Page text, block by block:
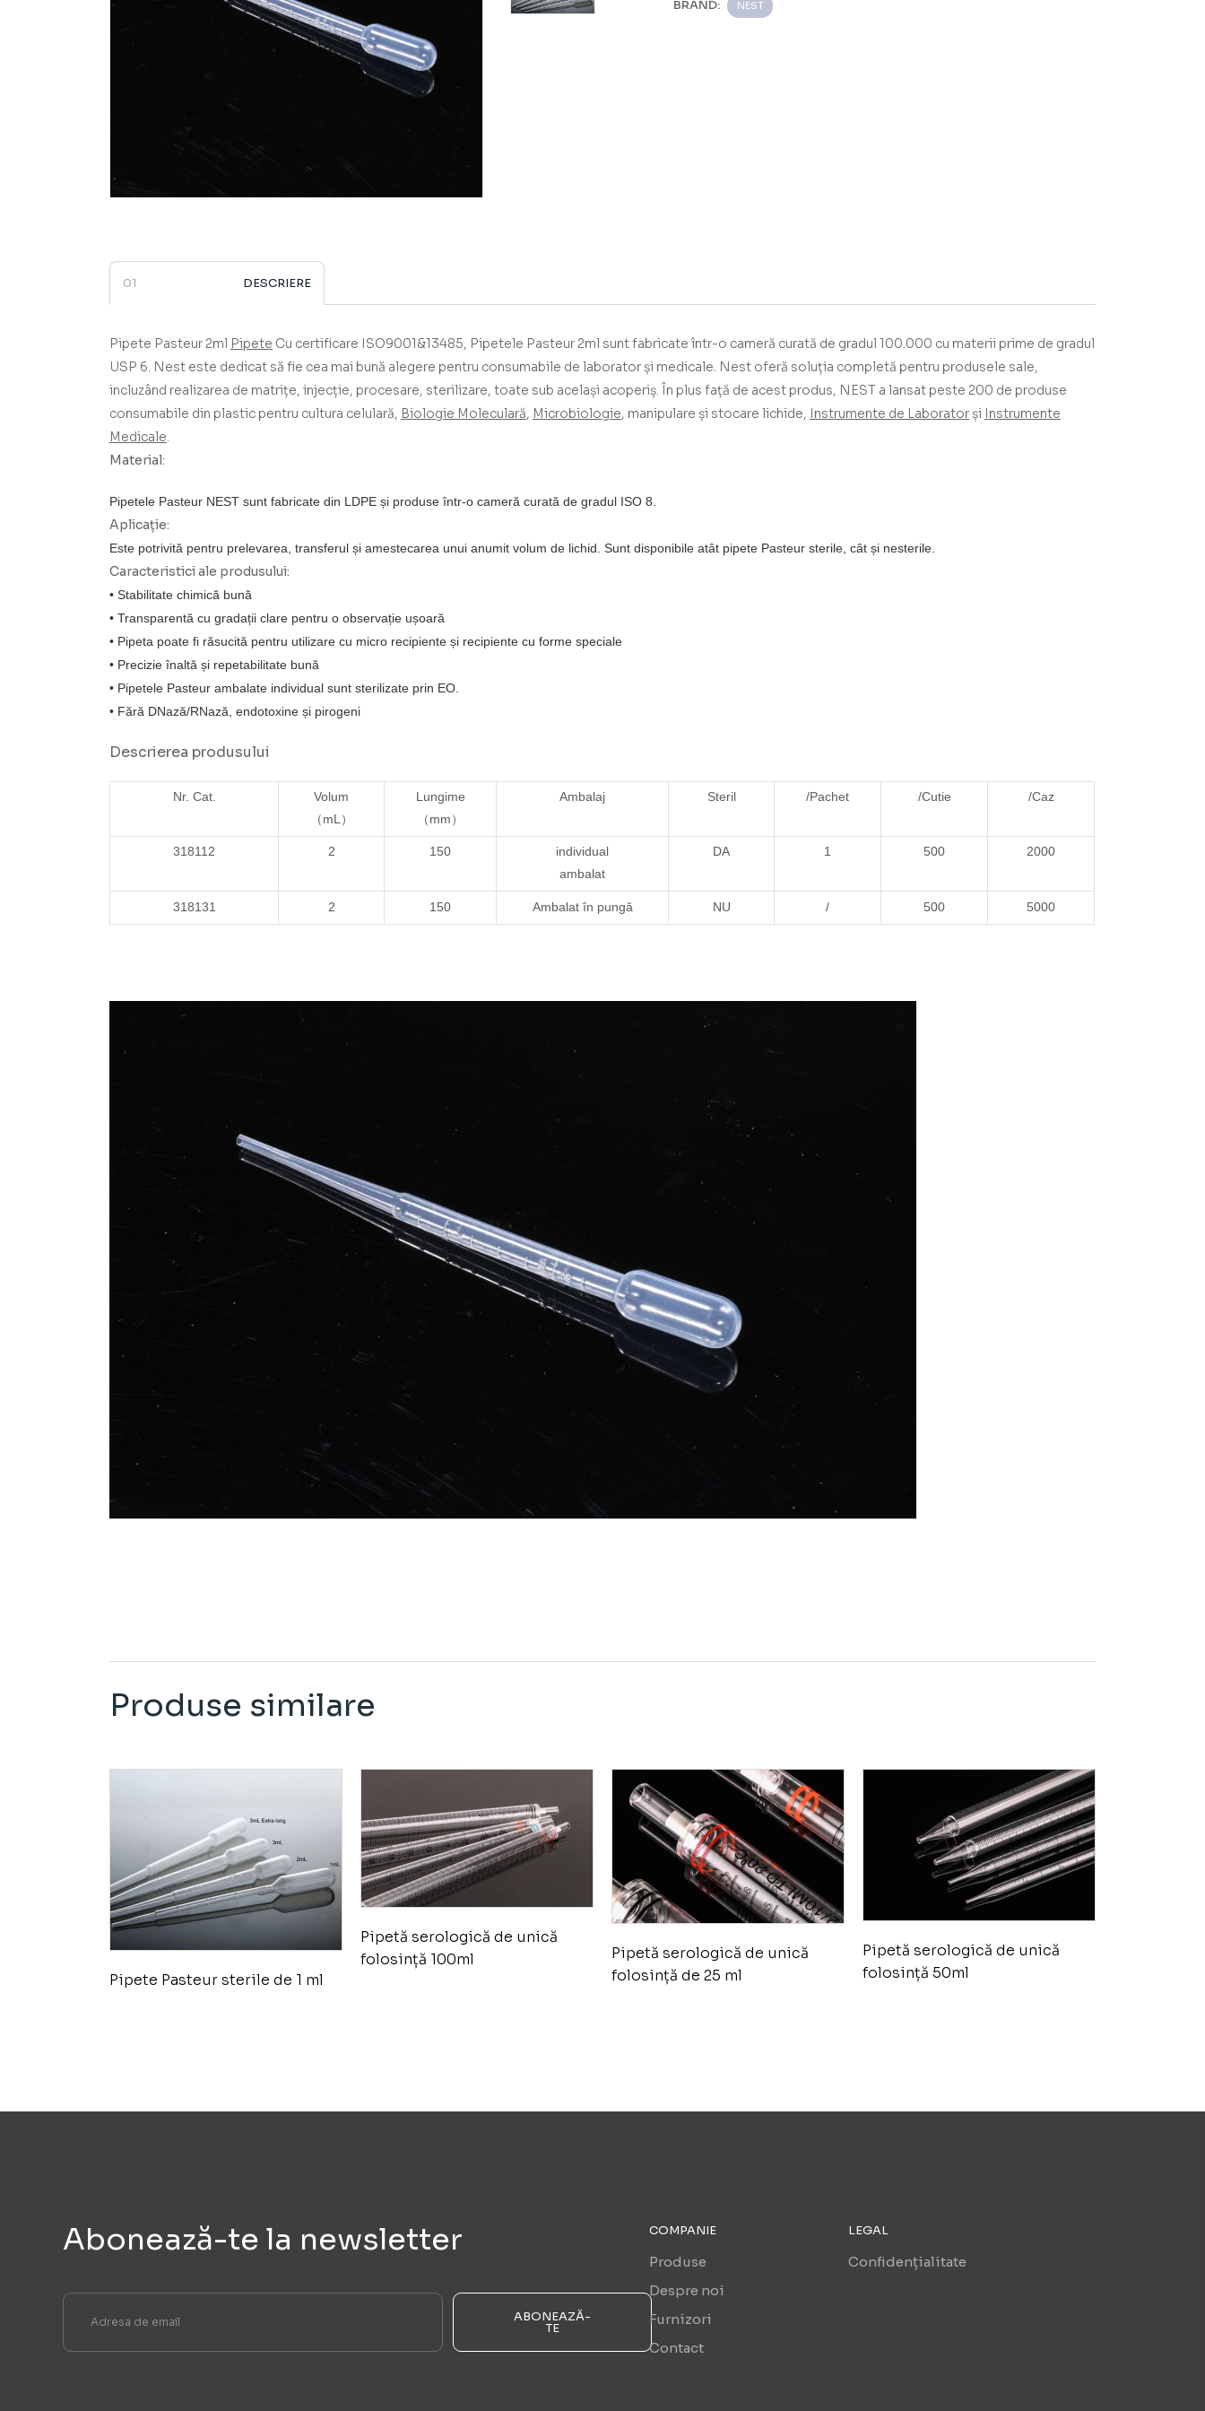
BRAND: NEST
DESCRIERE
Pipete Pasteur 2ml Pipete Cu certificare ISO9001&13485, Pipetele Pasteur 2ml sunt fabricate într-o cameră curată de gradul 100.000 cu materii prime de gradul
USP 6. Nest este dedicat să fie cea mai bună alegere pentru consumabile de laborator și medicale. Nest oferă soluția completă pentru produsele sale,
incluzând realizarea de matrițe, injecție, procesare, sterilizare, toate sub același acoperiș. În plus față de acest produs, NEST a lansat peste 200 de produse
consumabile din plastic pentru cultura celulară, Biologie Moleculară, Microbiologie, manipulare și stocare lichide, Instrumente de Laborator și Instrumente
Medicale.
Material:
Pipetele Pasteur NEST sunt fabricate din LDPE și produse într-o cameră curată de gradul ISO 8.
Aplicație:
Este potrivită pentru prelevarea, transferul și amestecarea unui anumit volum de lichid. Sunt disponibile atât pipete Pasteur sterile, cât și nesterile.
Caracteristici ale produsului:
• Stabilitate chimică bună
• Transparentă cu gradații clare pentru o observație ușoară
• Pipeta poate fi răsucită pentru utilizare cu micro recipiente și recipiente cu forme speciale
• Precizie înaltă și repetabilitate bună
• Pipetele Pasteur ambalate individual sunt sterilizate prin EO.
• Fără DNază/RNază, endotoxine și pirogeni
Descrierea produsului
Nr. Cat.
Volum
（mL）
Lungime
（mm）
Ambalaj Steril /Pachet /Cutie /Caz
318112 2 150
individual
ambalat
DA 1 500 2000
318131 2 150 Ambalat în pungă NU / 500 5000
Produse similare
Pipete Pasteur sterile de 1 ml
Pipetă serologică de unică
folosință 100ml
Pipetă serologică de unică
folosință de 25 ml
Pipetă serologică de unică
folosință 50ml
Abonează-te la newsletter
ABONEAZĂ-
TE
COMPANIE
Produse
Despre noi
Furnizori
Contact
LEGAL
Confidențialitate